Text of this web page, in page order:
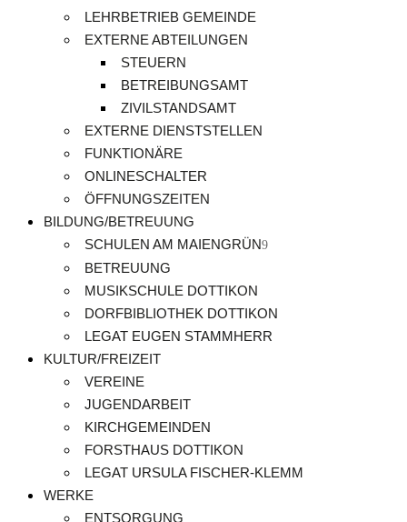
LEHRBETRIEB GEMEINDE
EXTERNE ABTEILUNGEN
STEUERN
BETREIBUNGSAMT
ZIVILSTANDSAMT
EXTERNE DIENSTSTELLEN
FUNKTIONÄRE
ONLINESCHALTER
ÖFFNUNGSZEITEN
BILDUNG/BETREUUNG
SCHULEN AM MAIENGRÜN
BETREUUNG
MUSIKSCHULE DOTTIKON
DORFBIBLIOTHEK DOTTIKON
LEGAT EUGEN STAMMHERR
KULTUR/FREIZEIT
VEREINE
JUGENDARBEIT
KIRCHGEMEINDEN
FORSTHAUS DOTTIKON
LEGAT URSULA FISCHER-KLEMM
WERKE
ENTSORGUNG